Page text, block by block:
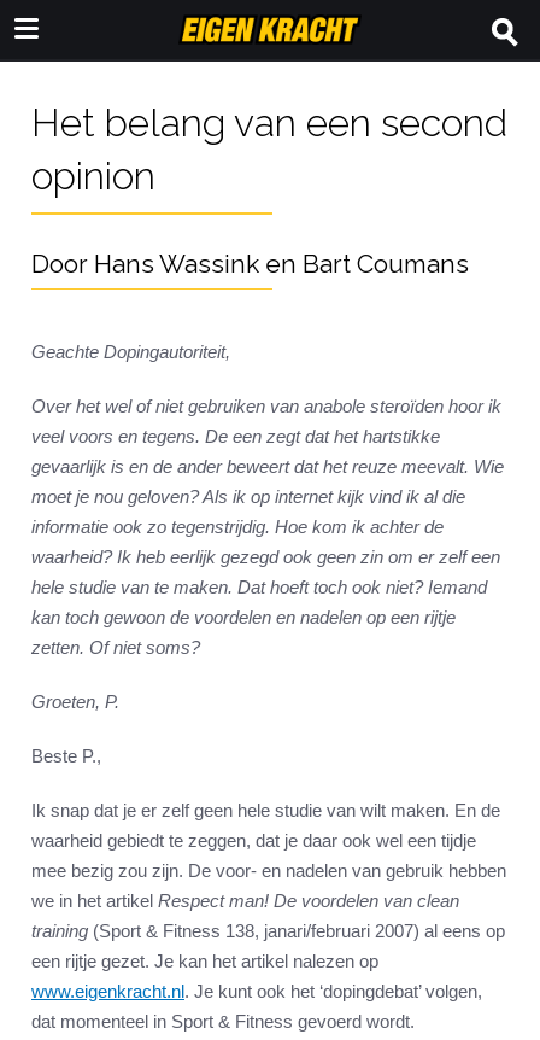
Het belang van een second
opinion
Door Hans Wassink en Bart Coumans
Geachte Dopingautoriteit,
Over het wel of niet gebruiken van anabole steroïden hoor ik
veel voors en tegens. De een zegt dat het hartstikke
gevaarlijk is en de ander beweert dat het reuze meevalt. Wie
moet je nou geloven? Als ik op internet kijk vind ik al die
informatie ook zo tegenstrijdig. Hoe kom ik achter de
waarheid? Ik heb eerlijk gezegd ook geen zin om er zelf een
hele studie van te maken. Dat hoeft toch ook niet? Iemand
kan toch gewoon de voordelen en nadelen op een rijtje
zetten. Of niet soms?
Groeten, P.
Beste P.,
Ik snap dat je er zelf geen hele studie van wilt maken. En de
waarheid gebiedt te zeggen, dat je daar ook wel een tijdje
mee bezig zou zijn. De voor- en nadelen van gebruik hebben
we in het artikel Respect man! De voordelen van clean
training (Sport & Fitness 138, janari/februari 2007) al eens op
een rijtje gezet. Je kan het artikel nalezen op
www.eigenkracht.nl. Je kunt ook het ‘dopingdebat’ volgen,
dat momenteel in Sport & Fitness gevoerd wordt.